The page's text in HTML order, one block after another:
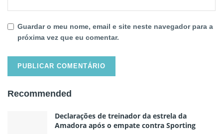
Guardar o meu nome, email e site neste navegador para a
próxima vez que eu comentar.
Recommended
Declarações de treinador da estrela da
Amadora após o empate contra Sporting